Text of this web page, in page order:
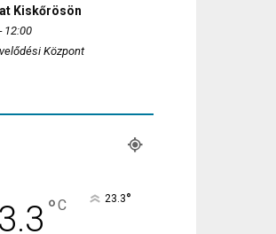
Kiskőrösön
12:00
Központ
°C 23.3°